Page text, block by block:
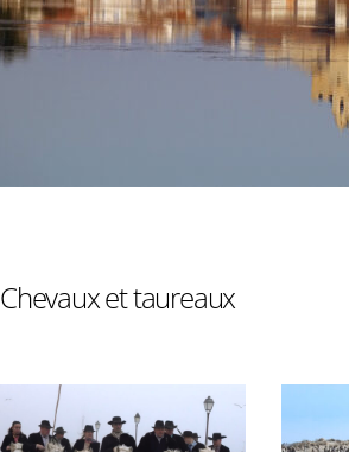
Chevaux et taureaux